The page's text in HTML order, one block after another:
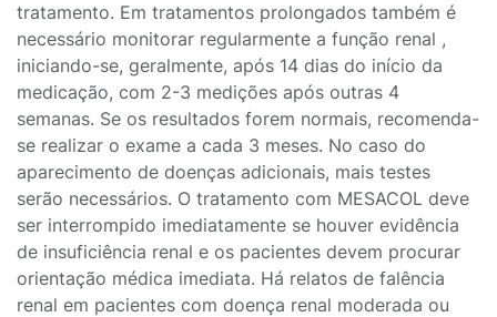
tratamento. Em tratamentos prolongados também é
necessário monitorar regularmente a função renal ,
iniciando-se, geralmente, após 14 dias do início da
medicação, com 2-3 medições após outras 4
semanas. Se os resultados forem normais, recomenda-
se realizar o exame a cada 3 meses. No caso do
aparecimento de doenças adicionais, mais testes
serão necessários. O tratamento com MESACOL deve
ser interrompido imediatamente se houver evidência
de insuficiência renal e os pacientes devem procurar
orientação médica imediata. Há relatos de falência
renal em pacientes com doença renal moderada ou